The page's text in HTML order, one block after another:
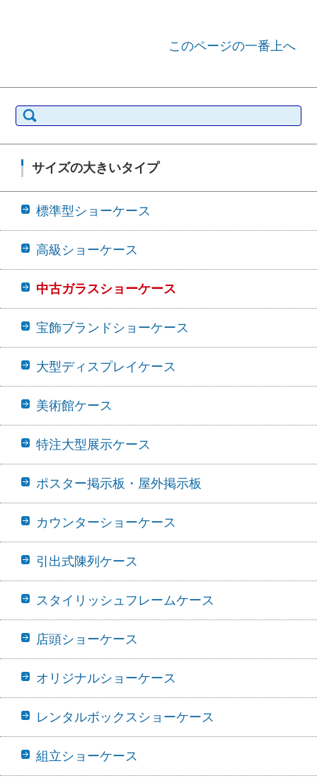
このページの一番上へ
検索:
サイズの大きいタイプ
標準型ショーケース
高級ショーケース
中古ガラスショーケース
宝飾ブランドショーケース
大型ディスプレイケース
美術館ケース
特注大型展示ケース
ポスター掲示板・屋外掲示板
カウンターショーケース
引出式陳列ケース
スタイリッシュフレームケース
店頭ショーケース
オリジナルショーケース
レンタルボックスショーケース
組立ショーケース